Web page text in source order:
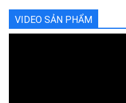
VIDEO SẢN PHẨM